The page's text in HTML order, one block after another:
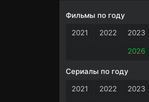
Фильмы по году
2021
2022 2023
2026
Сериалы по году
2021
2022 2023